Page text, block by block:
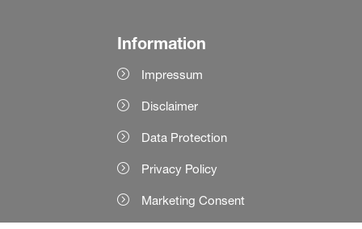
Information
Impressum
Disclaimer
Data Protection
Privacy Policy
Marketing Consent